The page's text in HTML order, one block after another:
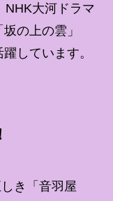
NHK大河ドラマ
の上の雲」
しています。
き「音羽屋